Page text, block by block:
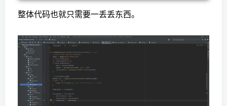
整体代码也就只需要一丢丢东西。